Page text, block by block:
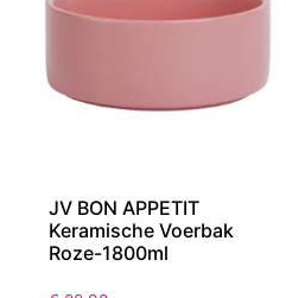
JV BON APPETIT
Keramische Voerbak
Roze-1800ml